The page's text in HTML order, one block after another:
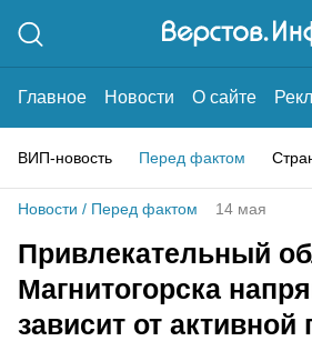
Главное Новости О сайте
ВИП-новость Перед фактом
Новости / Перед фактом 14 мая
Привлекательный
Магнитогорска
зависит от активной